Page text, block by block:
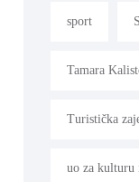
sport
Tamara
Turistička
uo za kulturu